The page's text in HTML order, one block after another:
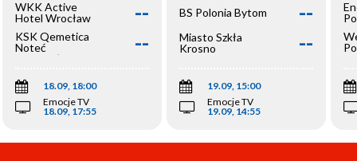
WKK Active
Hotel Wrocław
--
KSK Qemetica
Noteć
Inowrocław
--
18.09, 18:00
Emocje TV
18.09, 17:55
BS Polonia Bytom --
Miasto Szkła
Krosno
--
19.09, 15:00
Emocje TV
19.09, 14:55